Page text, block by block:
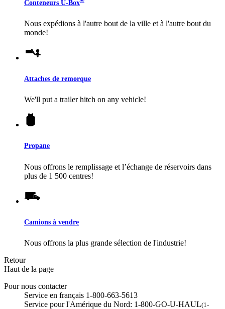
Conteneurs U-Box
Nous expédions à l'autre bout de la ville et à l'autre bout du
monde!
Attaches de remorque
We'll put a trailer hitch on any vehicle!
Propane
Nous offrons le remplissage et l’échange de réservoirs dans
plus de 1 500 centres!
Camions à vendre
Nous offrons la plus grande sélection de l'industrie!
Retour
Haut de la page
Pour nous contacter
Service en français 1-800-663-5613
Service pour l'Amérique du Nord: 1-800-GO-U-HAUL(1-